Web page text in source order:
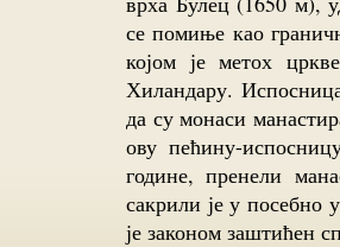
се помиње као
којом је метох
Хиландару.
да су монаси
ову пећину-
године, пренели
сакрили је у посебно
је законом заштићен